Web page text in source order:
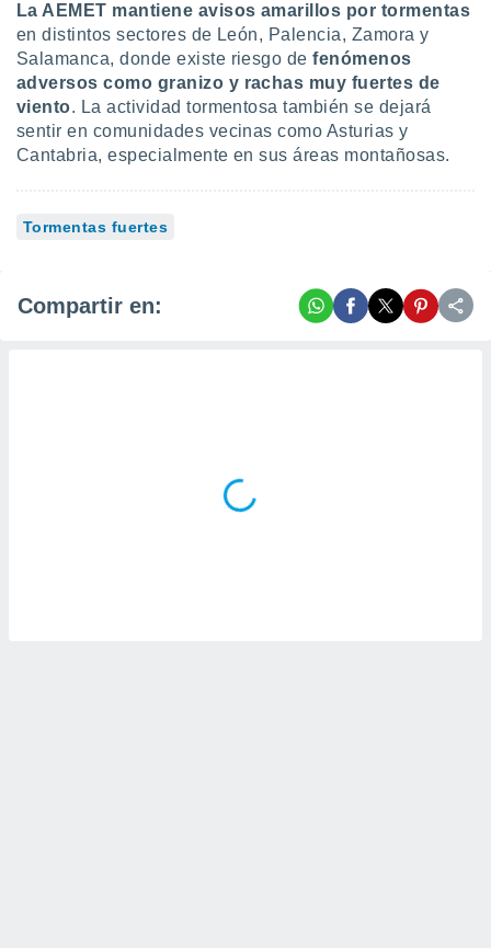
La AEMET mantiene avisos amarillos por tormentas
en distintos sectores de León, Palencia, Zamora y
Salamanca, donde existe riesgo de fenómenos
adversos como granizo y rachas muy fuertes de
viento. La actividad tormentosa también se dejará
sentir en comunidades vecinas como Asturias y
Cantabria, especialmente en sus áreas montañosas.
Tormentas fuertes
Compartir en: